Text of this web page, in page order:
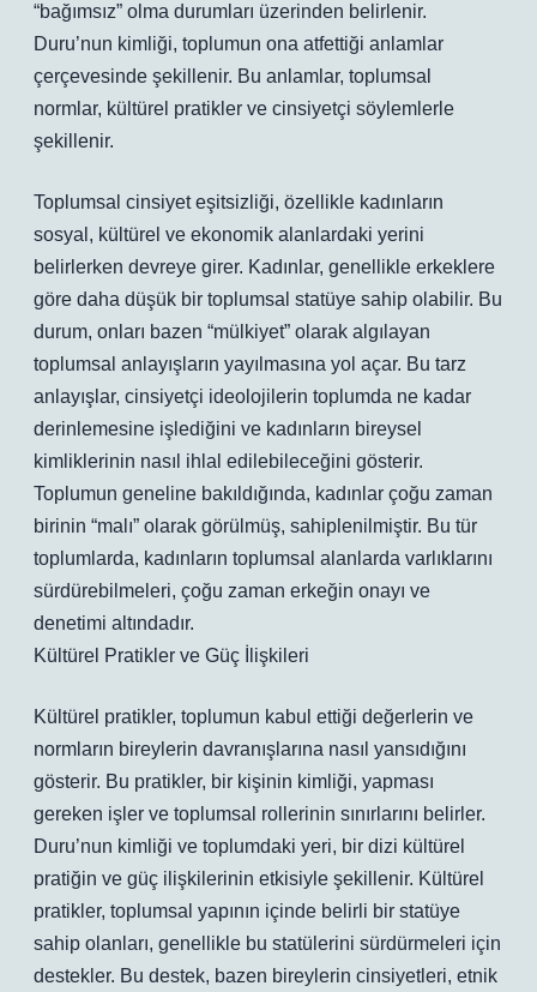
“bağımsız” olma durumları üzerinden belirlenir.
Duru’nun kimliği, toplumun ona atfettiği anlamlar
çerçevesinde şekillenir. Bu anlamlar, toplumsal
normlar, kültürel pratikler ve cinsiyetçi söylemlerle
şekillenir.
Toplumsal cinsiyet eşitsizliği, özellikle kadınların
sosyal, kültürel ve ekonomik alanlardaki yerini
belirlerken devreye girer. Kadınlar, genellikle erkeklere
göre daha düşük bir toplumsal statüye sahip olabilir. Bu
durum, onları bazen “mülkiyet” olarak algılayan
toplumsal anlayışların yayılmasına yol açar. Bu tarz
anlayışlar, cinsiyetçi ideolojilerin toplumda ne kadar
derinlemesine işlediğini ve kadınların bireysel
kimliklerinin nasıl ihlal edilebileceğini gösterir.
Toplumun geneline bakıldığında, kadınlar çoğu zaman
birinin “malı” olarak görülmüş, sahiplenilmiştir. Bu tür
toplumlarda, kadınların toplumsal alanlarda varlıklarını
sürdürebilmeleri, çoğu zaman erkeğin onayı ve
denetimi altındadır.
Kültürel Pratikler ve Güç İlişkileri
Kültürel pratikler, toplumun kabul ettiği değerlerin ve
normların bireylerin davranışlarına nasıl yansıdığını
gösterir. Bu pratikler, bir kişinin kimliği, yapması
gereken işler ve toplumsal rollerinin sınırlarını belirler.
Duru’nun kimliği ve toplumdaki yeri, bir dizi kültürel
pratiğin ve güç ilişkilerinin etkisiyle şekillenir. Kültürel
pratikler, toplumsal yapının içinde belirli bir statüye
sahip olanları, genellikle bu statülerini sürdürmeleri için
destekler. Bu destek, bazen bireylerin cinsiyetleri, etnik